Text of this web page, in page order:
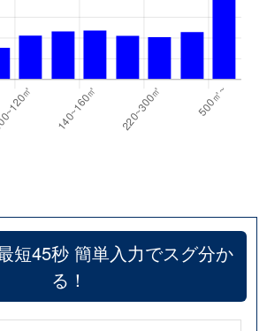
短45秒 簡単入力でスグ分か
る！